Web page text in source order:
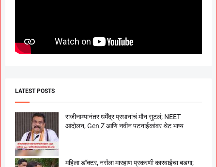
LATEST POSTS
राजीनाम्यानंतर धर्मेंद्र प्रधानांचं मौन सुटलं; NEET
आंदोलन, Gen Z आणि नवीन पटनाईकांवर थेट भाष्य
महिला डॉक्टर, नर्सला मारहाण प्रकरणी कारवाईचा बडगा;